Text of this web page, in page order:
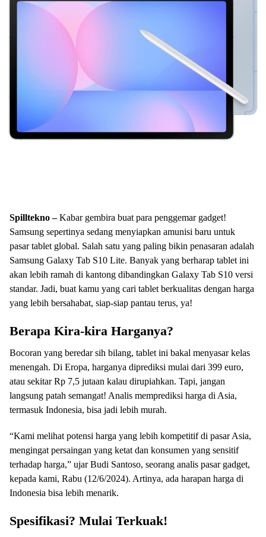
Spilltekno –Kabar gembira buat para penggemar gadget!
Samsung sepertinya sedang menyiapkan amunisi baru untuk
pasar tablet global. Salah satu yang paling bikin penasaran adalah
Samsung Galaxy Tab S10 Lite. Banyak yang berharap tablet ini
akan lebih ramah di kantong dibandingkan Galaxy Tab S10 versi
standar. Jadi, buat kamu yang cari tablet berkualitas dengan harga
yang lebih bersahabat, siap-siap pantau terus, ya!
Berapa Kira-kira Harganya?
Bocoran yang beredar sih bilang, tablet ini bakal menyasar kelas
menengah. Di Eropa, harganya diprediksi mulai dari 399 euro,
atau sekitar Rp 7,5 jutaan kalau dirupiahkan. Tapi, jangan
langsung patah semangat! Analis memprediksi harga di Asia,
termasuk Indonesia, bisa jadi lebih murah.
“Kami melihat potensi harga yang lebih kompetitif di pasar Asia,
mengingat persaingan yang ketat dan konsumen yang sensitif
terhadap harga,” ujar Budi Santoso, seorang analis pasar gadget,
kepada kami, Rabu (12/6/2024). Artinya, ada harapan harga di
Indonesia bisa lebih menarik.
Spesifikasi? Mulai Terkuak!